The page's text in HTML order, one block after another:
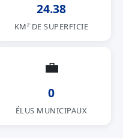
24.38
KM² DE SUPERFICIE
💼
0
ÉLUS MUNICIPAUX